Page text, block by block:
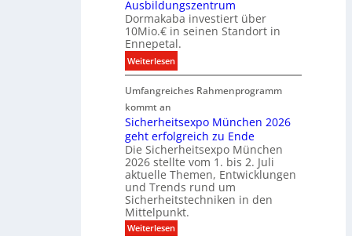
g
e
n
e
n
M
r
k
e
i
o
n
s
p
a
n
e
r
b
e
i
M
D
i
t
a
l
e
B
r
n
d
f
r
ü
h
e
s
Ausbildungszentrum
Dormakaba investiert über
10Mio.€ in seinen Standort in
Ennepetal.
Weiterlesen:
D
o
m
a
k
a
b
a
e
r
Umfangreiches Rahmenprogramm
kommt an
Sicherheitsexpo München 2026
geht erfolgreich zu Ende
Die Sicherheitsexpo München
2026 stellte vom 1. bis 2. Juli
aktuelle Themen, Entwicklungen
und Trends rund um
Sicherheitstechniken in den
Mittelpunkt.
Weiterlesen: